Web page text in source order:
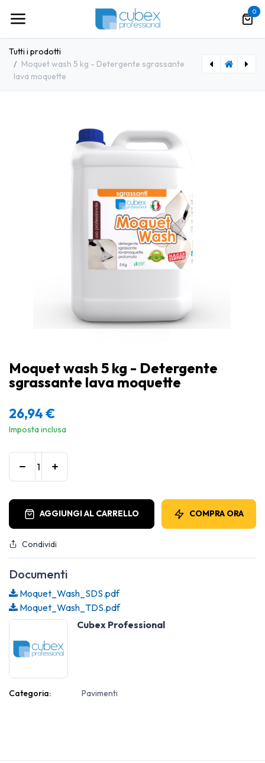
0
Tutti i prodotti
Moquet wash 5 kg - Detergente sgrassante
lava moquette
Moquet wash 5 kg - Detergente
sgrassante lava moquette
26,94€
Imposta inclusa
AGGIUNGI AL CARRELLO COMPRA ORA
Condividi
Documenti
Moquet_Wash_SDS.pdf
Moquet_Wash_TDS.pdf
Cubex Professional
Categoria: Pavimenti